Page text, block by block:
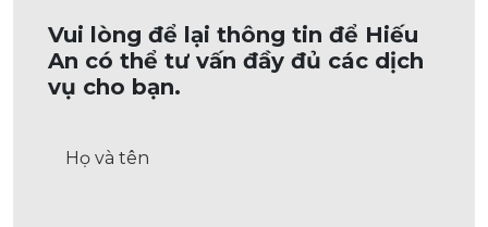
Vui lòng để lại thông tin để Hiếu
An có thể tư vấn đầy đủ các dịch
vụ cho bạn.